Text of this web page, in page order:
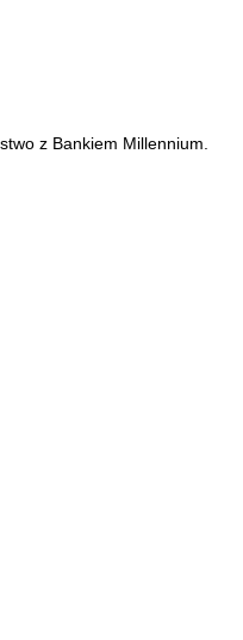
z Bankiem Millennium.